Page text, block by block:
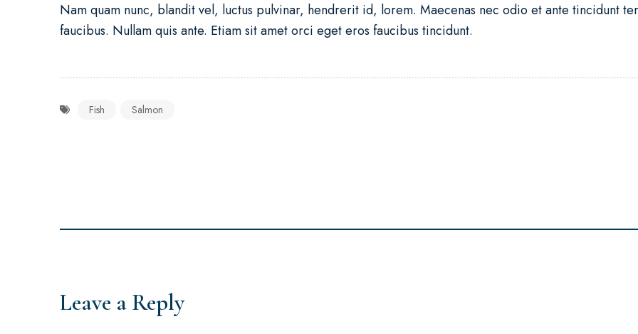
Nam quam nunc, blandit vel, luctus pulvinar, hendrerit id, lorem. Maecenas nec odio et ante tincidunt
faucibus. Nullam quis ante. Etiam sit amet orci eget eros faucibus tincidunt.
Fish Salmon
Leave a Reply